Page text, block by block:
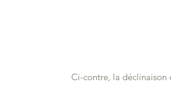
Ci-contre, la